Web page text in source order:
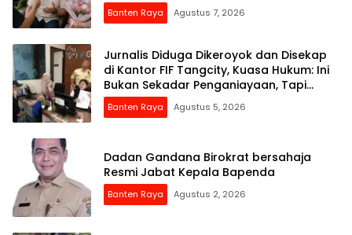
Banten Raya Agustus 7, 2026
Jurnalis Diduga Dikeroyok dan Disekap
di Kantor FIF Tangcity, Kuasa Hukum: Ini
Bukan Sekadar Penganiayaan, Tapi
Dugaan Pembungkaman Pers
Banten Raya Agustus 5, 2026
Dadan Gandana Birokrat bersahaja
Resmi Jabat Kepala Bapenda
Banten Raya Agustus 2, 2026